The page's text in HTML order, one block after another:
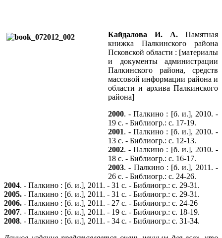
Кайдалова И. А. Памятная
книжка Палкинского района
Псковской области : [материалы
и документы администрации
Палкинского района, средств
массовой информации района и
области и архива Палкинского
района]
2000. - Палкино : [б. и.], 2010. -
19 с. - Библиогр.: с. 17-19.
2001. - Палкино : [б. и.], 2010. -
13 с. - Библиогр.: с. 12-13.
2002. - Палкино : [б. и.], 2010. -
18 с. - Библиогр.: с. 16-17.
2003. - Палкино : [б. и.], 2011. -
26 с. - Библиогр.: с. 24-26.
2004. - Палкино : [б. и.], 2011. - 31 с. - Библиогр.: с. 29-31.
2005. - Палкино : [б. и.], 2011. - 31 с. - Библиогр.: с. 29-31.
2006. - Палкино : [б. и.], 2011. - 27 с. - Библиогр.: с. 24-26
2007. - Палкино : [б. и.], 2011. - 19 с. - Библиогр.: с. 18-19.
2008. - Палкино : [б. и.], 2011. - 34 с. - Библиогр.: с. 31-34.